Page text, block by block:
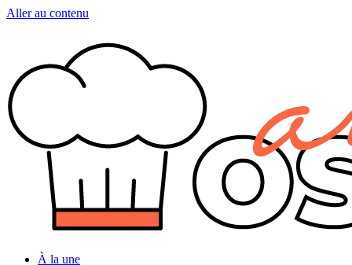
Aller au contenu
À la une